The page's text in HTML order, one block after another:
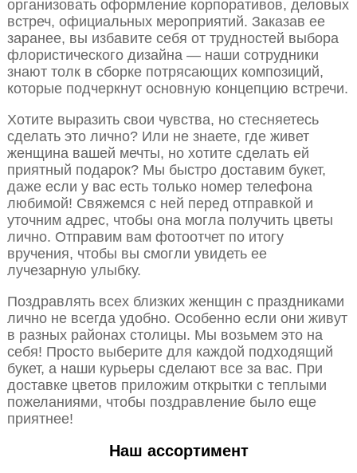
организовать оформление корпоративов, деловых
встреч, официальных мероприятий. Заказав ее
заранее, вы избавите себя от трудностей выбора
флористического дизайна — наши сотрудники
знают толк в сборке потрясающих композиций,
которые подчеркнут основную концепцию встречи.
Хотите выразить свои чувства, но стесняетесь
сделать это лично? Или не знаете, где живет
женщина вашей мечты, но хотите сделать ей
приятный подарок? Мы быстро доставим букет,
даже если у вас есть только номер телефона
любимой! Свяжемся с ней перед отправкой и
уточним адрес, чтобы она могла получить цветы
лично. Отправим вам фотоотчет по итогу
вручения, чтобы вы смогли увидеть ее
лучезарную улыбку.
Поздравлять всех близких женщин с праздниками
лично не всегда удобно. Особенно если они живут
в разных районах столицы. Мы возьмем это на
себя! Просто выберите для каждой подходящий
букет, а наши курьеры сделают все за вас. При
доставке цветов приложим открытки с теплыми
пожеланиями, чтобы поздравление было еще
приятнее!
Наш ассортимент